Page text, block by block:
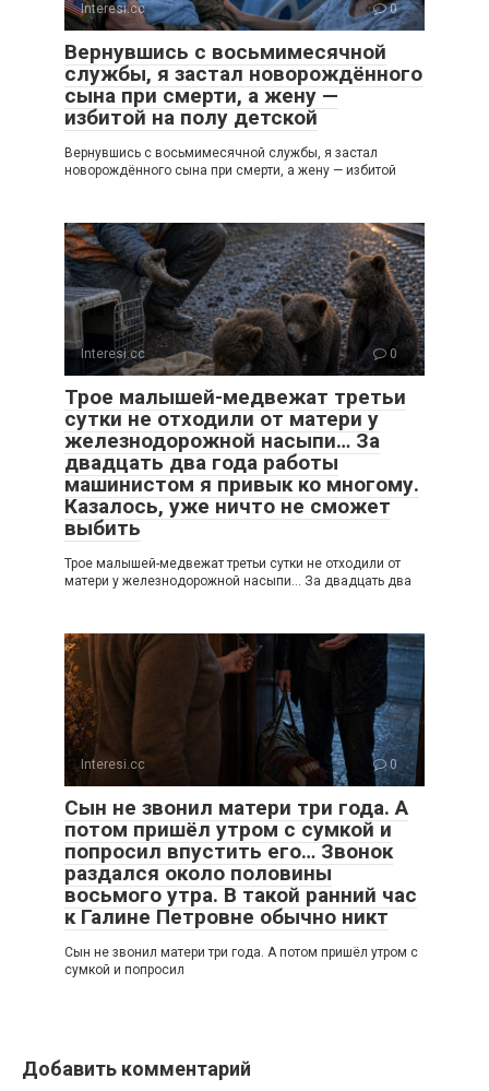
Interesi.cc 0
Вернувшись с восьмимесячной
службы, я застал новорождённого
сына при смерти, а жену —
избитой на полу детской
Вернувшись с восьмимесячной службы, я застал
новорождённого сына при смерти, а жену — избитой
Interesi.cc 0
Трое малышей-медвежат третьи
сутки не отходили от матери у
железнодорожной насыпи… За
двадцать два года работы
машинистом я привык ко многому.
Казалось, уже ничто не сможет
выбить
Трое малышей-медвежат третьи сутки не отходили от
матери у железнодорожной насыпи… За двадцать два
Interesi.cc 0
Сын не звонил матери три года. А
потом пришёл утром с сумкой и
попросил впустить его… Звонок
раздался около половины
восьмого утра. В такой ранний час
к Галине Петровне обычно никт
Сын не звонил матери три года. А потом пришёл утром с
сумкой и попросил
Добавить комментарий